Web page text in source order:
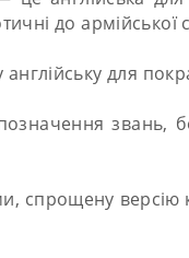
до армійської
для
спрощену